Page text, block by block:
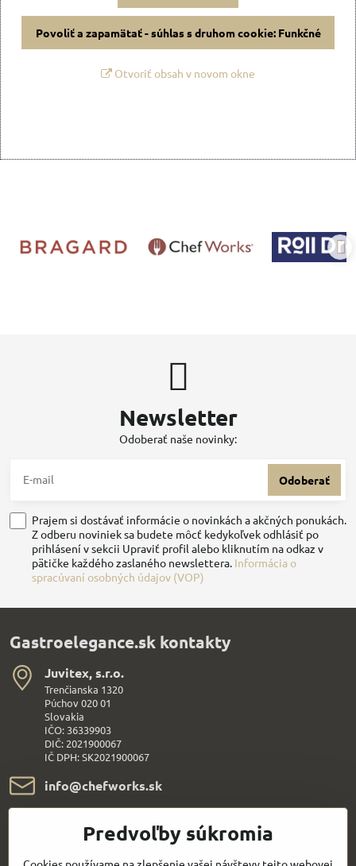
Povoliť a zapamätať - súhlas s druhom cookie: Funkčné
Otvoriť obsah v novom okne
Newsletter
Odoberať naše novinky:
Odoberať
Prajem si dostávať informácie o novinkách a akčných ponukách.
Z odberu noviniek sa budete môcť kedykoľvek odhlásiť po
prihlásení v sekcii Upraviť profil alebo kliknutím na odkaz v
pätičke každého zaslaného newslettera. Informácia o
spracúvaní osobných údajov (VOP)
Gastroelegance.sk kontakty
Juvitex, s​.r​.o​.
Trenčianska 1320
Púchov 020 01
Slovakia
IČO: 36339903
DIČ: 2021900067
IČ DPH: SK2021900067
info​@chefworks​.sk
Predvoľby súkromia